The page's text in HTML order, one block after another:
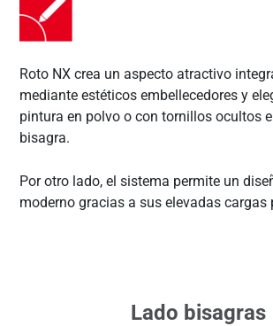
Roto NX crea un aspecto atractivo
mediante estéticos embellecedores y
pintura en polvo o con tornillos ocultos
bisagra.
Por otro lado, el sistema permite un
moderno gracias a sus elevadas cargas
Lado bisagras